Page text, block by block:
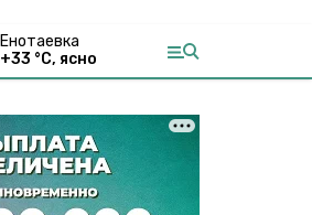
Енотаевка
+33 °С, ясно